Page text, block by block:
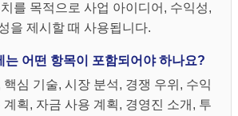
를 목적으로 사업 아이디어, 수익성,
을 제시할 때 사용됩니다.
는 어떤 항목이 포함되어야 하나요?
핵심 기술, 시장 분석, 경쟁 우위, 수익
계획, 자금 사용 계획, 경영진 소개, 투